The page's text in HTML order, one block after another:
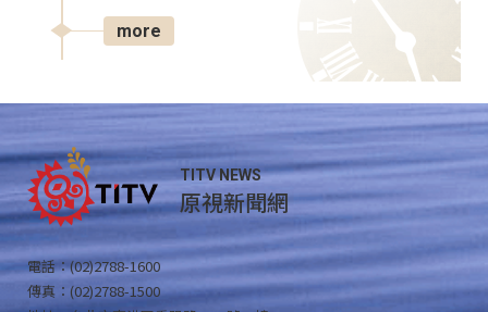
more
TITV NEWS
原視新聞網
電話：(02)2788-1600
傳真：(02)2788-1500